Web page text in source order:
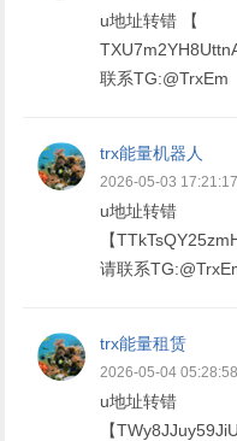
u地址转错 【
联系TG:@TrxEm
trx能量机器人
2026-05-03 17:21:17
u地址转错
【
请联系
trx能量租赁
2026-05-04 05:28:58
u地址转错
【